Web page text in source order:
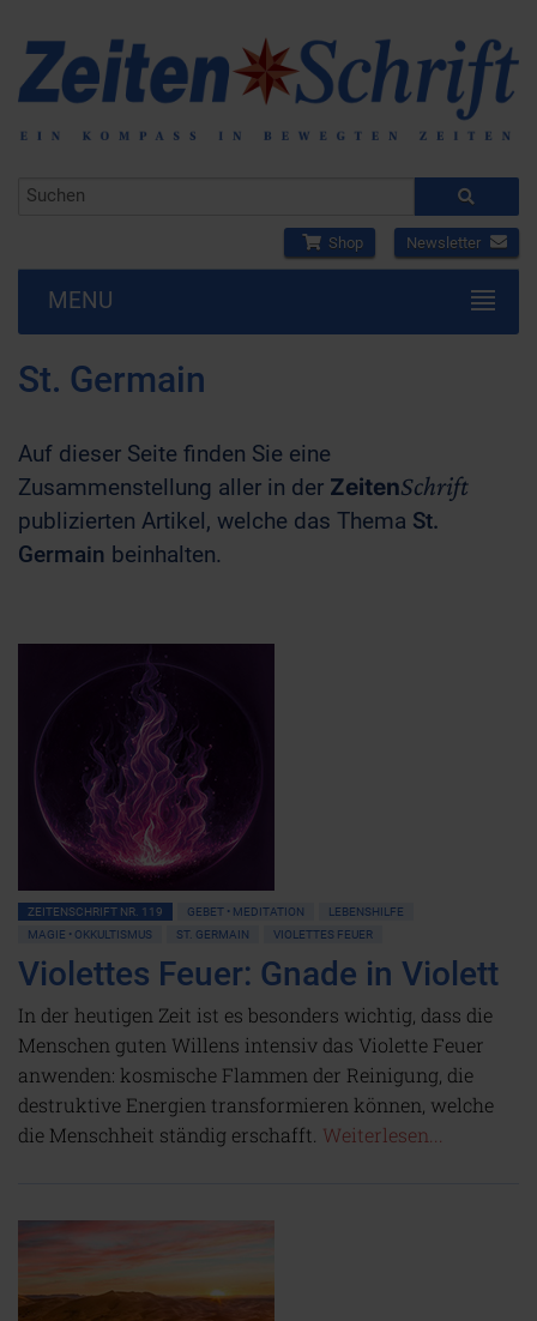
Shop Newsletter
MENU
St. Germain
Auf dieser Seite finden Sie eine
Zusammenstellung aller in der ZeitenSchrift
publizierten Artikel, welche das Thema St.
Germain beinhalten.
ZEITENSCHRIFT NR. 119 GEBET • MEDITATION
LEBENSHILFE
MAGIE • OKKULTISMUS
ST. GERMAIN VIOLETTES FEUER
Violettes Feuer: Gnade in Violett
In der heutigen Zeit ist es besonders wichtig, dass die
Menschen guten Willens intensiv das Violette Feuer
anwenden: kosmische Flammen der Reinigung, die
destruktive Energien transformieren können, welche
die Menschheit ständig erschafft. Weiterlesen...